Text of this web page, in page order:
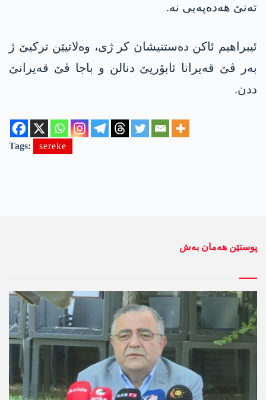
تەنێ ھەدەپەیی نە.
ئیبراھیم ئاکن دەستنیشان کر ژی، وەلاتیێن ترکیێ ژ
بەر ڤێ قەیرانا ئابۆریێ دنالن و باجا ڤێ قەیرانێ
ددن.
Tags: sereke
پوستێن ھەمان بەش